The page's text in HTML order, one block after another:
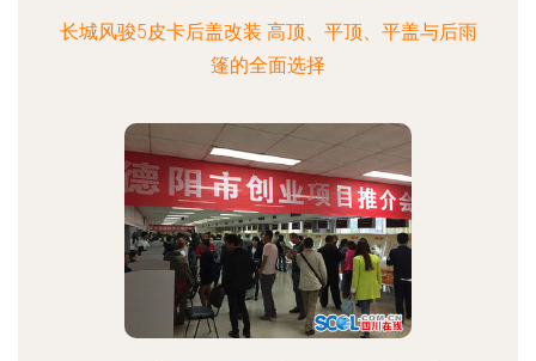
长城风骏5皮卡后盖改装 高顶、平顶、平盖与后雨
篷的全面选择